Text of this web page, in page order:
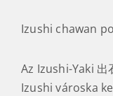
Izushi chawan
Az Izushi-Yaki
Izushi városka